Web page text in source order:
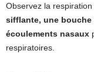
Observez la
sifflante, une bouche
écoulements nasaux
respiratoires.